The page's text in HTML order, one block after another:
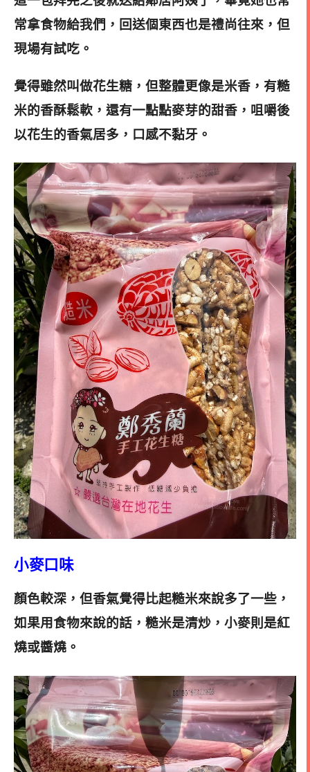
常拿食物給我們，回送個東西也是禮尚往來，但
現場有試吃。
覺得雖然叫做花生糖，但整體更像是米香，有糙
米的香酥鬆軟，還有一點點麥芽的甜香，咀嚼後
以花生的香氣居多，口感不黏牙。
小麥口味
顏色較深，但香氣覺得比起糙米來說多了一些，
如果用食物來說的話，糙米是清炒，小麥則是紅
燒或醬燒。